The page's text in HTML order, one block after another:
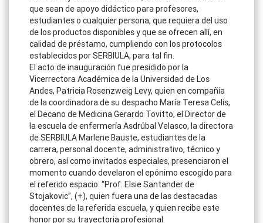
que sean de apoyo didáctico para profesores,
estudiantes o cualquier persona, que requiera del uso
de los productos disponibles y que se ofrecen allí, en
calidad de préstamo, cumpliendo con los protocolos
establecidos por SERBIULA, para tal fin.
El acto de inauguración fue presidido por la
Vicerrectora Académica de la Universidad de Los
Andes, Patricia Rosenzweig Levy, quien en compañía
de la coordinadora de su despacho María Teresa Celis,
el Decano de Medicina Gerardo Tovitto, el Director de
la escuela de enfermería Asdrúbal Velasco, la directora
de SERBIULA Marlene Bauste, estudiantes de la
carrera, personal docente, administrativo, técnico y
obrero, así como invitados especiales, presenciaron el
momento cuando develaron el epónimo escogido para
el referido espacio: “Prof. Elsie Santander de
Stojakovic”, (+), quien fuera una de las destacadas
docentes de la referida escuela, y quien recibe este
honor por su trayectoria profesional.